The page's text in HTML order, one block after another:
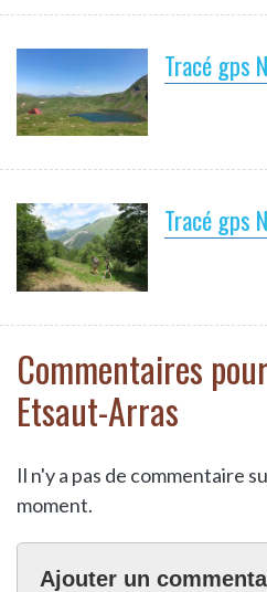
Tracé gps
Tracé gps
Commentaires
Etsaut-Arras
Il n'y a pas de commentaire
moment.
Ajouter un